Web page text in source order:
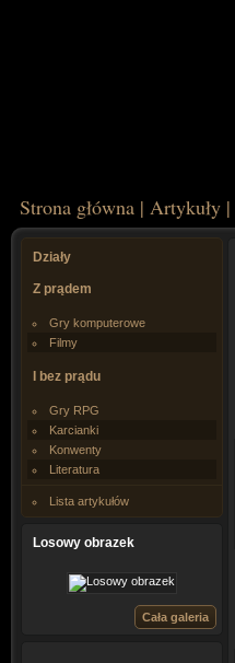
Strona główna | Artykuły |
Działy
Z prądem
Gry komputerowe
Filmy
I bez prądu
Gry RPG
Karcianki
Konwenty
Literatura
Lista artykułów
Losowy obrazek
Cała galeria